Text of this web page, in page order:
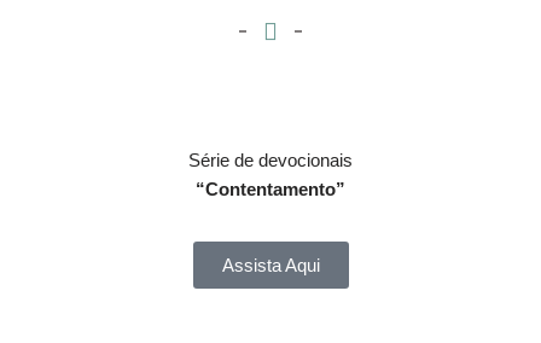
Série de devocionais
“Contentamento”
Assista Aqui